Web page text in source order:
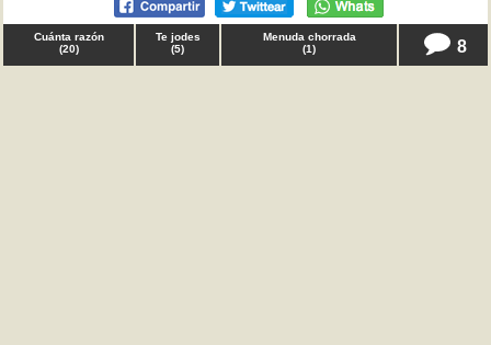
Cuánta razón
(20)
Te jodes
(5)
Menuda chorrada
(1) 8